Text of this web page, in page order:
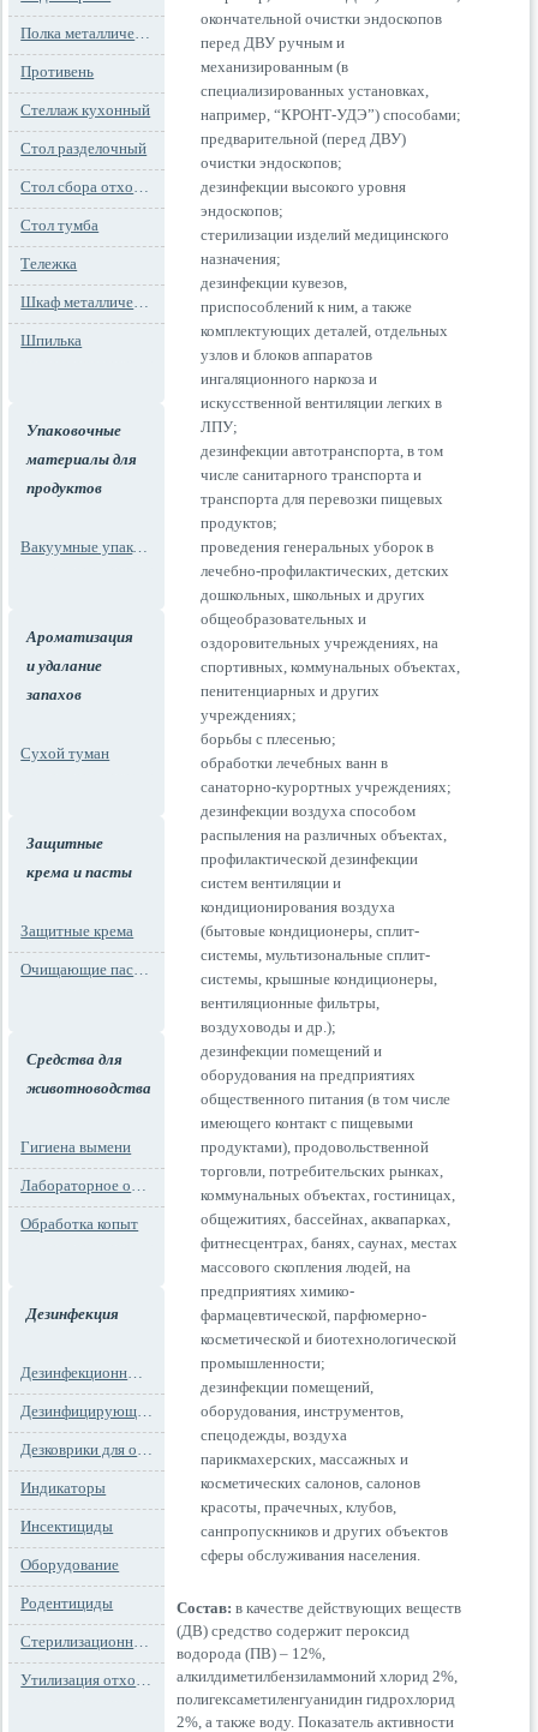
Полка металлическая
Противень
Стеллаж кухонный
Стол разделочный
Стол сбора отходов
Стол тумба
Тележка
Шкаф металлический
Шпилька
Упаковочные
материалы для
продуктов
Вакуумные упаковки
Ароматизация
и удалание
запахов
Сухой туман
Защитные
крема и пасты
Защитные крема
Очищающие пасты для рук
Средства для
животноводства
Гигиена вымени
Лабораторное оборудование
Обработка копыт
Дезинфекция
Дезинфекционные маты
Дезинфицирующие средства
Дезковрики для обуви
Индикаторы
Инсектициды
Оборудование
Родентициды
Стерилизационная упаковка
Утилизация отходов
окончательной очистки эндоскопов
перед ДВУ ручным и
механизированным (в
специализированных установках,
например, “КРОНТ-УДЭ”) способами;
предварительной (перед ДВУ)
очистки эндоскопов;
дезинфекции высокого уровня
эндоскопов;
стерилизации изделий медицинского
назначения;
дезинфекции кувезов,
приспособлений к ним, а также
комплектующих деталей, отдельных
узлов и блоков аппаратов
ингаляционного наркоза и
искусственной вентиляции легких в
ЛПУ;
дезинфекции автотранспорта, в том
числе санитарного транспорта и
транспорта для перевозки пищевых
продуктов;
проведения генеральных уборок в
лечебно-профилактических, детских
дошкольных, школьных и других
общеобразовательных и
оздоровительных учреждениях, на
спортивных, коммунальных объектах,
пенитенциарных и других
учреждениях;
борьбы с плесенью;
обработки лечебных ванн в
санаторно-курортных учреждениях;
дезинфекции воздуха способом
распыления на различных объектах,
профилактической дезинфекции
систем вентиляции и
кондиционирования воздуха
(бытовые кондиционеры, сплит-
системы, мультизональные сплит-
системы, крышные кондиционеры,
вентиляционные фильтры,
воздуховоды и др.);
дезинфекции помещений и
оборудования на предприятиях
общественного питания (в том числе
имеющего контакт с пищевыми
продуктами), продовольственной
торговли, потребительских рынках,
коммунальных объектах, гостиницах,
общежитиях, бассейнах, аквапарках,
фитнесцентрах, банях, саунах, местах
массового скопления людей, на
предприятиях химико-
фармацевтической, парфюмерно-
косметической и биотехнологической
промышленности;
дезинфекции помещений,
оборудования, инструментов,
спецодежды, воздуха
парикмахерских, массажных и
косметических салонов, салонов
красоты, прачечных, клубов,
санпропускников и других объектов
сферы обслуживания населения.
Состав: в качестве действующих веществ
(ДВ) средство содержит пероксид
водорода (ПВ) – 12%,
алкилдиметилбензиламмоний хлорид 2%,
полигексаметиленгуанидин гидрохлорид
2%, а также воду. Показатель активности